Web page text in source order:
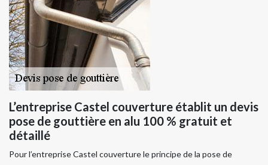
L’entreprise Castel couverture établit un devis
pose de gouttière en alu 100 % gratuit et
détaillé
Pour l’entreprise Castel couverture le principe de la pose de